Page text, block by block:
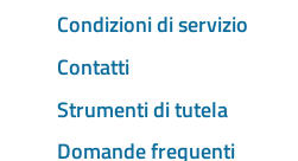
Condizioni di servizio
Contatti
Strumenti di tutela
Domande frequenti